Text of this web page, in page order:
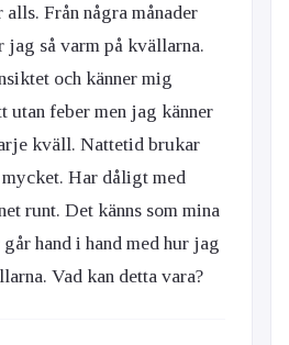
alls. Från några månader
så varm på kvällarna.
och känner mig
utan feber men jag känner
kväll. Nattetid brukar
Har dåligt med
runt. Det känns som mina
hand i hand med hur jag
Vad kan detta vara?